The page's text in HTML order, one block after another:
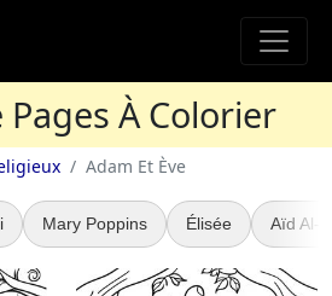
Pages À Colorier
Adam Et Ève
Mary Poppins Élisée Aïd Al-